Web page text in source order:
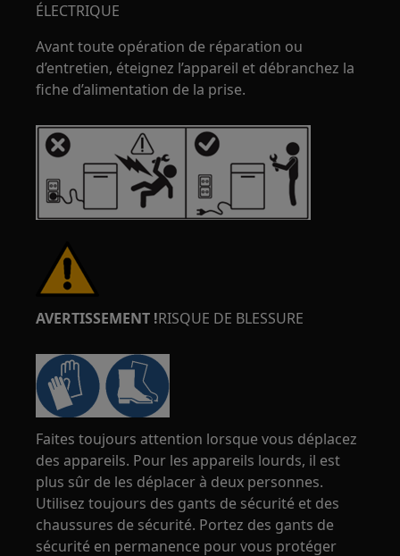
ÉLECTRIQUE
Avant toute opération de réparation ou
d’entretien, éteignez l’appareil et débranchez la
fiche d’alimentation de la prise.
AVERTISSEMENT !RISQUE DE BLESSURE
Faites toujours attention lorsque vous déplacez
des appareils. Pour les appareils lourds, il est
plus sûr de les déplacer à deux personnes.
Utilisez toujours des gants de sécurité et des
chaussures de sécurité. Portez des gants de
sécurité en permanence pour vous protéger